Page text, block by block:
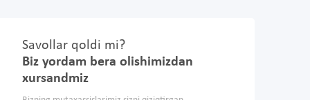
Savollar qoldi mi?
Biz yordam bera olishimizdan
xursandmiz